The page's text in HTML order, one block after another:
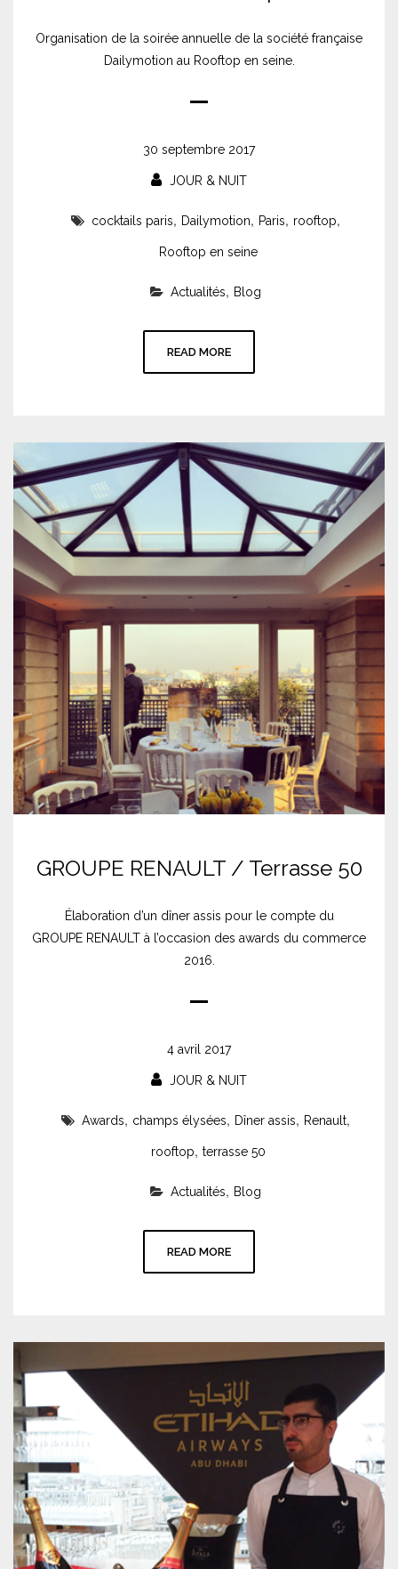
Organisation de la soirée annuelle de la société française
Dailymotion au Rooftop en seine.
30 septembre 2017
JOUR & NUIT
cocktails paris, Dailymotion, Paris, rooftop,
Rooftop en seine
Actualités, Blog
READ MORE
GROUPE RENAULT / Terrasse 50
Élaboration d’un dîner assis pour le compte du
GROUPE RENAULT à l’occasion des awards du commerce
2016.
4 avril 2017
JOUR & NUIT
Awards, champs élysées, Dîner assis, Renault,
rooftop, terrasse 50
Actualités, Blog
READ MORE